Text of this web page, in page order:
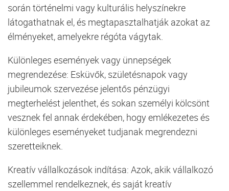
során történelmi vagy kulturális helyszínekre
látogathatnak el, és megtapasztalhatják azokat az
élményeket, amelyekre régóta vágytak.
Különleges események vagy ünnepségek
megrendezése: Esküvők, születésnapok vagy
jubileumok szervezése jelentős pénzügyi
megterhelést jelenthet, és sokan személyi kölcsönt
vesznek fel annak érdekében, hogy emlékezetes és
különleges eseményeket tudjanak megrendezni
szeretteiknek.
Kreatív vállalkozások indítása: Azok, akik vállalkozó
szellemmel rendelkeznek, és saját kreatív